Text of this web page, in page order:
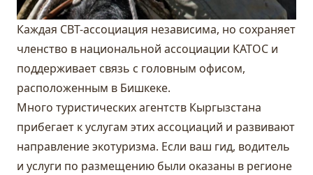
Каждая CBT-ассоциация независима, но сохраняет
членство в национальной ассоциации КАТОС и
поддерживает связь с головным офисом,
расположенным в Бишкеке.
Много туристических агентств Кыргызстана
прибегает к услугам этих ассоциаций и развивают
направление экотуризма. Если ваш гид, водитель
и услуги по размещению были оказаны в регионе